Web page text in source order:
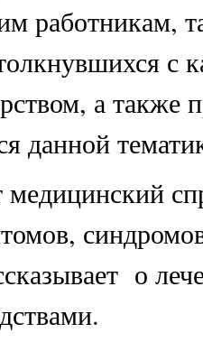
работникам,
с
а также
данной
о